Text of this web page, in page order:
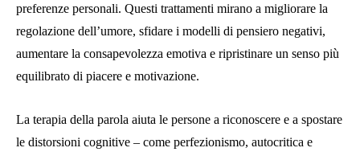
preferenze personali. Questi trattamenti mirano a migliorare la
regolazione dell’umore, sfidare i modelli di pensiero negativi,
aumentare la consapevolezza emotiva e ripristinare un senso più
equilibrato di piacere e motivazione.
La terapia della parola aiuta le persone a riconoscere e a spostare
le distorsioni cognitive – come perfezionismo, autocritica e